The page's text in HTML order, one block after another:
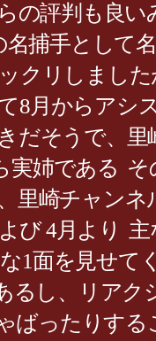
の評判も良
捕手として
リしまし
8月からアシ
そうで、
姉である
崎チャン
4月より
1面を見せ
るし、リア
ばったりす